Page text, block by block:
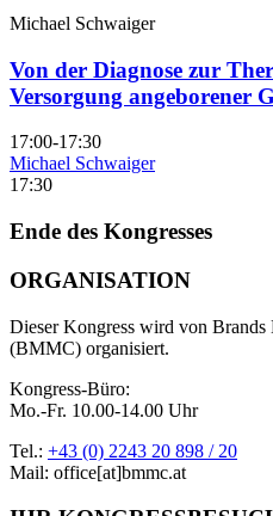
Michael Schwaiger
Von der Diagnose zur
Versorgung angeborener
17:00-17:30
Michael Schwaiger
17:30
Ende des Kongresses
ORGANISATION
Dieser Kongress wird von
(BMMC) organisiert.
Kongress-Büro:
Mo.-Fr. 10.00-14.00 Uhr
Tel.: +43 (0) 2243 20 898 / 20
Mail: office[at]bmmc.at